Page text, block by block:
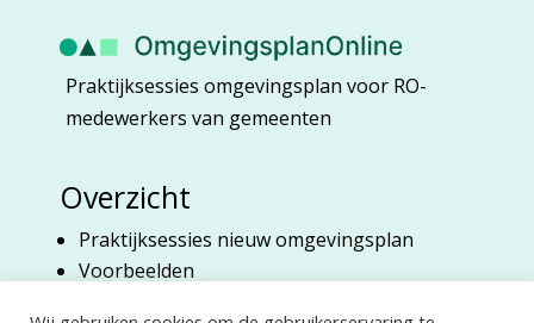
Praktijksessies omgevingsplan voor RO-
medewerkers van gemeenten
Overzicht
Praktijksessies nieuw omgevingsplan
Voorbeelden